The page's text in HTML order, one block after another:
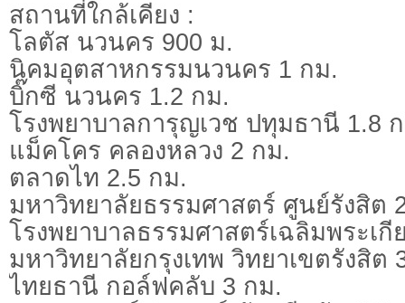
สถานที่ใกล้เคียง :
โลตัส นวนคร 900 ม.
นิคมอุตสาหกรรมนวนคร 1 กม.
บิ๊กซี นวนคร 1.2 กม.
โรงพยาบาลการุญเวช ปทุมธานี 1.8
แม็คโคร คลองหลวง 2 กม.
ตลาดไท 2.5 กม.
มหาวิทยาลัยธรรมศาสตร์ ศูนย์รังสิต
โรงพยาบาลธรรมศาสตร์เฉลิมพระเกี
มหาวิทยาลัยกรุงเทพ วิทยาเขตรังสิต
ไทยธานี กอล์ฟคลับ 3 กม.